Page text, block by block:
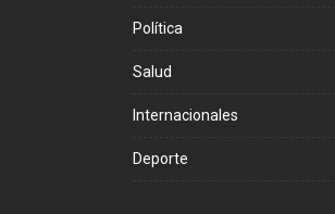
Política
Salud
Internacionales
Deporte